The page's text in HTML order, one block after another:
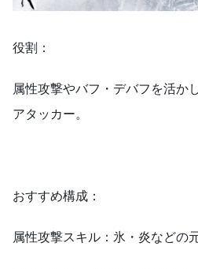
役割：
属性攻撃やバフ・デバフを活か
アタッカー。
おすすめ構成：
属性攻撃スキル：氷・炎などの